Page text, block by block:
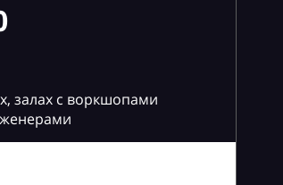
залах с воркшопами